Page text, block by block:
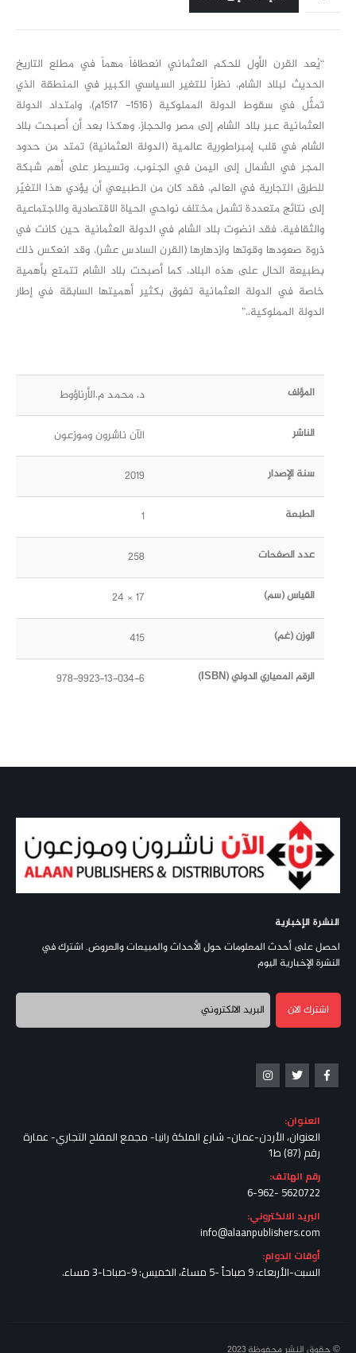
“يُعد القرن الأول للحكم العثماني انعطافاً مهماً في مطلع التاريخ
الحديث لبلاد الشام، نظراً للتغير السياسي الكبير في المنطقة الذي
تمثّل في سقوط الدولة المملوكية (1516- 1517م)، وامتداد الدولة
العثمانية عبر بلاد الشام إلى مصر والحجاز. وهكذا بعد أن أصبحت بلاد
الشام في قلب إمبراطورية عالمية (الدولة العثمانية) تمتد من حدود
المجر في الشمال إلى اليمن في الجنوب، وتسيطر على أهم شبكة
للطرق التجارية في العالم، فقد كان من الطبيعي أن يؤدي هذا التغيّر
إلى نتائج متعددة تشمل مختلف نواحي الحياة الاقتصادية والاجتماعية
والثقافية. فقد انضوت بلاد الشام في الدولة العثمانية حين كانت في
ذروة صعودها وقوتها وازدهارها (القرن السادس عشر)، وقد انعكس ذلك
بطبيعة الحال على هذه البلاد، كما أصبحت بلاد الشام تتمتع بأهمية
خاصة في الدولة العثمانية تفوق بكثير أهميتها السابقة في إطار
الدولة المملوكية..”
المؤلف د. محمد م.الأرناؤوط
الناشر الآن ناشرون وموزعون
سنة الإصدار 2019
الطبعة 1
عدد الصفحات 258
القياس (سم) 17 × 24
الوزن (غم) 415
الرقم المعياري الدولي (ISBN) 978-9923-13-034-6
النشرة الإخبارية
احصل على أحدث المعلومات حول الأحداث والمبيعات والعروض. اشترك في
النشرة الإخبارية اليوم
العنوان:
العنوان، الأردن-عمان- شارع الملكة رانيا- مجمع المفلح التجاري- عمارة
رقم (87) ط1
رقم الهاتف:
5620722 -6-962
البريد الالكتروني:
info@alaanpublishers.com
أوقات الدوام:
السبت-الأربعاء: 9 صباحاً -5 مساءً، الخميس: 9-صباحا-3 مساء.